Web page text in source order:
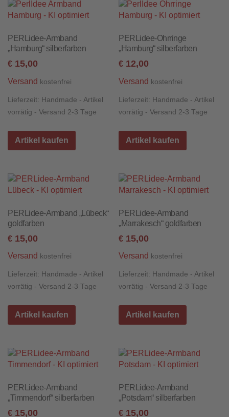
PERLidee-Armband
„Hamburg“ silberfarben
€ 15,00
Versand kostenfrei
Lieferzeit: Handmade - Artikel
vorrätig - Versand 2-3 Tage
Artikel kaufen
PERLidee-Ohrringe
„Hamburg“ silberfarben
€ 12,00
Versand kostenfrei
Lieferzeit: Handmade - Artikel
vorrätig - Versand 2-3 Tage
Artikel kaufen
PERLidee-Armband „Lübeck“
goldfarben
€ 15,00
Versand kostenfrei
Lieferzeit: Handmade - Artikel
vorrätig - Versand 2-3 Tage
Artikel kaufen
PERLidee-Armband
„Marrakesch“ goldfarben
€ 15,00
Versand kostenfrei
Lieferzeit: Handmade - Artikel
vorrätig - Versand 2-3 Tage
Artikel kaufen
PERLidee-Armband
„Timmendorf“ silberfarben
€ 15,00
PERLidee-Armband
„Potsdam“ silberfarben
€ 15,00